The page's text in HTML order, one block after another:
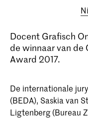
Docent Grafisch
de winnaar van de
Award 2017.
De internationale
(BEDA), Saskia van
Ligtenberg (Bureau